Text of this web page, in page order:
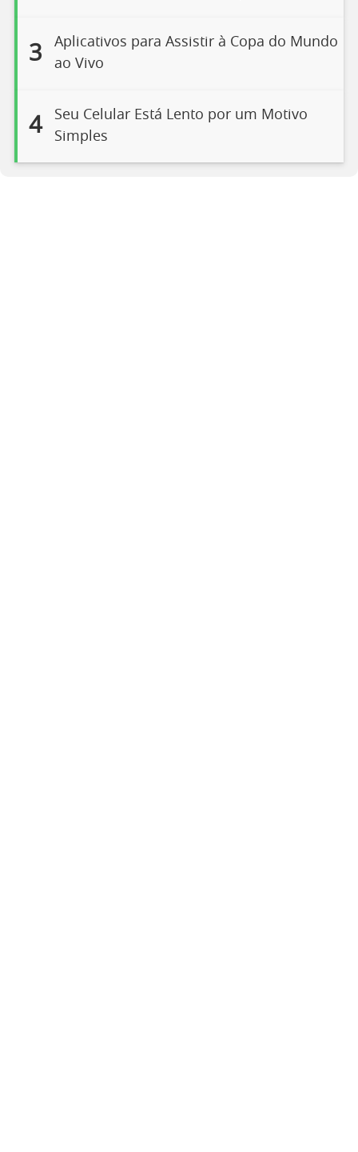
3
Aplicativos para Assistir à Copa do Mundo
ao Vivo
4
Seu Celular Está Lento por um Motivo
Simples